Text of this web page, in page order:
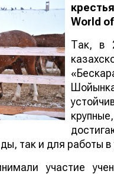
World
Так, в
так и для работы в
участие